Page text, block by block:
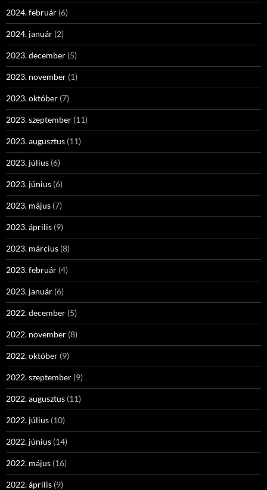
2024. február (6)
2024. január (2)
2023. december (5)
2023. november (1)
2023. október (7)
2023. szeptember (11)
2023. augusztus (11)
2023. július (6)
2023. június (6)
2023. május (7)
2023. április (9)
2023. március (8)
2023. február (4)
2023. január (6)
2022. december (5)
2022. november (8)
2022. október (9)
2022. szeptember (9)
2022. augusztus (11)
2022. július (10)
2022. június (14)
2022. május (16)
2022. április (9)